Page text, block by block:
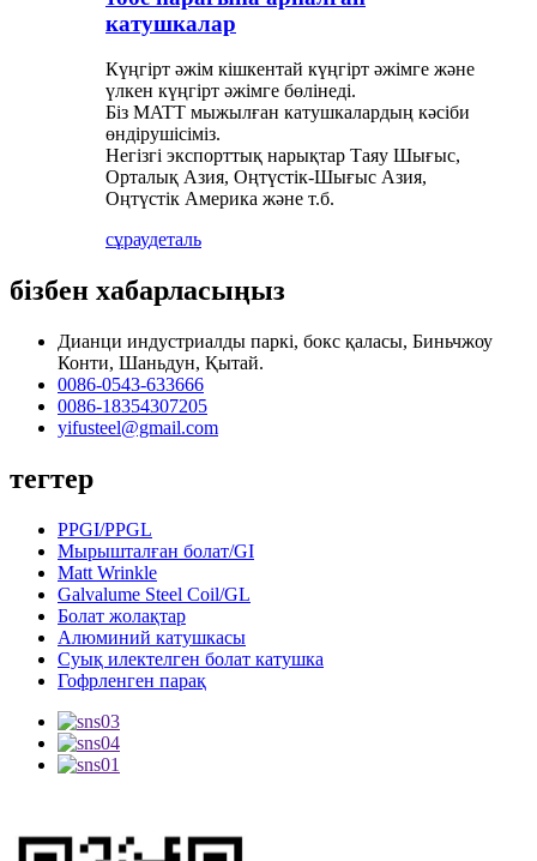
катушкалар
Күңгірт әжім кішкентай күңгірт әжімге және
үлкен күңгірт әжімге бөлінеді.
Біз MATT мыжылған катушкалардың кәсіби
өндірушісіміз.
Негізгі экспорттық нарықтар Таяу Шығыс,
Орталық Азия, Оңтүстік-Шығыс Азия,
Оңтүстік Америка және т.б.
сұраудеталь
бізбен хабарласыңыз
Дианци индустриалды паркі, бокс қаласы, Биньчжоу
Конти, Шаньдун, Қытай.
0086-0543-633666
0086-18354307205
yifusteel@gmail.com
тегтер
PPGI/PPGL
Мырышталған болат/GI
Matt Wrinkle
Galvalume Steel Coil/GL
Болат жолақтар
Алюминий катушкасы
Суық илектелген болат катушка
Гофрленген парақ